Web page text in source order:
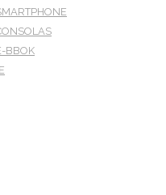
BBOK